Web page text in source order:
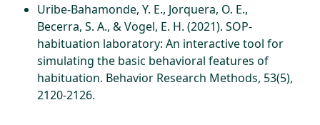
Uribe-Bahamonde, Y. E., Jorquera, O. E.,
Becerra, S. A., & Vogel, E. H. (2021). SOP-
habituation laboratory: An interactive tool for
simulating the basic behavioral features of
habituation. Behavior Research Methods, 53(5),
2120-2126.